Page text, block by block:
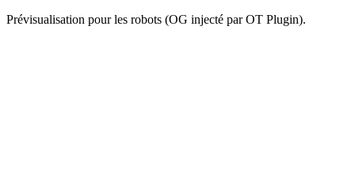
Prévisualisation pour les robots (OG injecté par OT Plugin).